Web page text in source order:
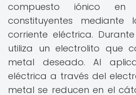
compuesto iónico en
constituyentes
corriente eléctrica.
utiliza un electrolito que
metal deseado. Al
eléctrica a través del
metal se reducen en el